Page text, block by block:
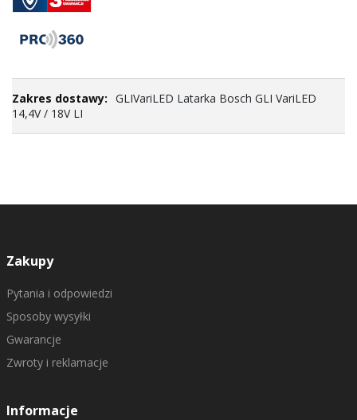
GLIVariLED Latarka Bosch GLI VariLED
14,4V / 18V LI
Zakupy
Pytania i odpowiedzi
Sposoby wysyłki
Gwarancje
Zwroty i reklamacje
Informacje